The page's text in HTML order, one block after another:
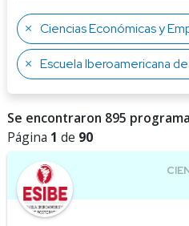
Ciencias Económicas y
Escuela Iberoamericana de
Se encontraron 895
Página 1 de 90